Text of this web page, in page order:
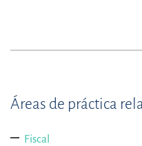
Áreas de práctica
Fiscal